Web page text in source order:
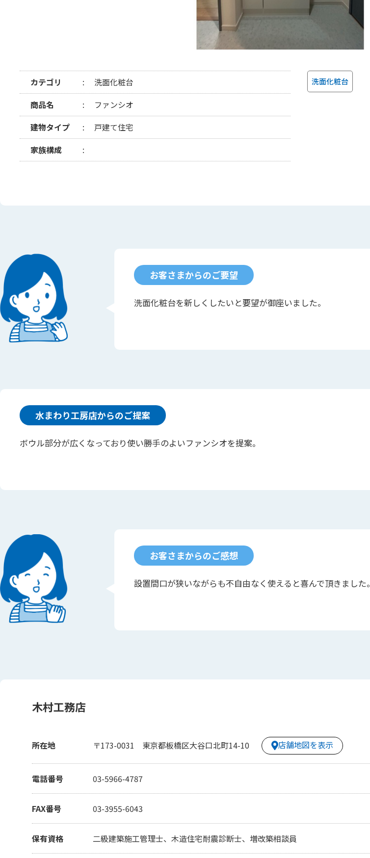
カテゴリ
洗面化粧台
商品名
ファンシオ
建物タイプ
戸建て住宅
家族構成
洗面化粧台
お客さまからのご要望
洗面化粧台を新しくしたいと要望が御座いました。
水まわり工房店からのご提案
ボウル部分が広くなっており使い勝手のよいファンシオを提案。
お客さまからのご感想
設置間口が狭いながらも不自由なく使えると喜んで頂きました。
木村工務店
所在地 〒173-0031 東京都板橋区大谷口北町14-10 店舗地図を表示
電話番号 03-5966-4787
FAX番号 03-3955-6043
保有資格 二級建築施工管理士、木造住宅耐震診断士、増改築相談員